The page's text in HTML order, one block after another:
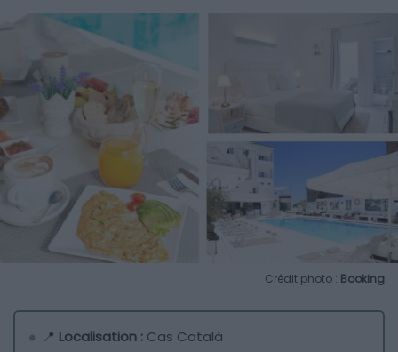
Crédit photo : Booking
📍 Localisation : Cas Català